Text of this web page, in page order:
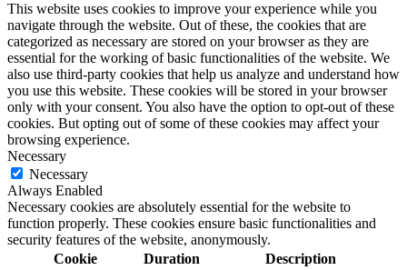
This website uses cookies to improve your experience while you
navigate through the website. Out of these, the cookies that are
categorized as necessary are stored on your browser as they are
essential for the working of basic functionalities of the website. We
also use third-party cookies that help us analyze and understand how
you use this website. These cookies will be stored in your browser
only with your consent. You also have the option to opt-out of these
cookies. But opting out of some of these cookies may affect your
browsing experience.
Necessary
Necessary
Always Enabled
Necessary cookies are absolutely essential for the website to
function properly. These cookies ensure basic functionalities and
security features of the website, anonymously.
Cookie
Duration Description